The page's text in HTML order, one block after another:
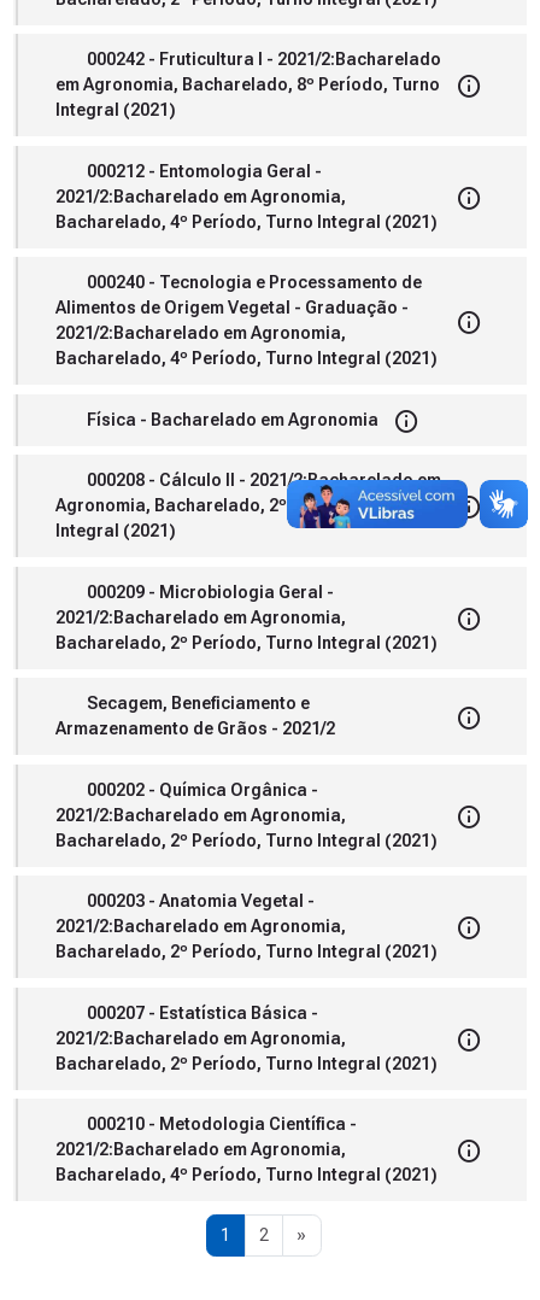
000242 - Fruticultura I - 2021/2:Bacharelado
em Agronomia, Bacharelado, 8º Período, Turno
Integral (2021)
000212 - Entomologia Geral -
2021/2:Bacharelado em Agronomia,
Bacharelado, 4º Período, Turno Integral (2021)
000240 - Tecnologia e Processamento de
Alimentos de Origem Vegetal - Graduação -
2021/2:Bacharelado em Agronomia,
Bacharelado, 4º Período, Turno Integral (2021)
Física - Bacharelado em Agronomia
000208 - Cálculo II - 2021/2:Bacharelado em
Agronomia, Bacharelado, 2º Período, Turno
Integral (2021)
000209 - Microbiologia Geral -
2021/2:Bacharelado em Agronomia,
Bacharelado, 2º Período, Turno Integral (2021)
Secagem, Beneficiamento e
Armazenamento de Grãos - 2021/2
000202 - Química Orgânica -
2021/2:Bacharelado em Agronomia,
Bacharelado, 2º Período, Turno Integral (2021)
000203 - Anatomia Vegetal -
2021/2:Bacharelado em Agronomia,
Bacharelado, 2º Período, Turno Integral (2021)
000207 - Estatística Básica -
2021/2:Bacharelado em Agronomia,
Bacharelado, 2º Período, Turno Integral (2021)
000210 - Metodologia Científica -
2021/2:Bacharelado em Agronomia,
Bacharelado, 4º Período, Turno Integral (2021)
1 Página 1
2Página 2
»